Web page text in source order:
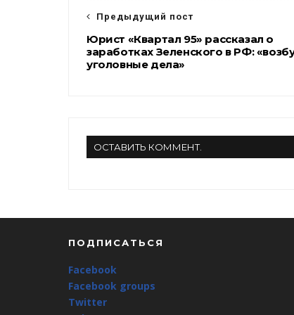
Предыдущий пост
Юрист «Квартал 95» рассказал о
заработках Зеленского в РФ:
уголовные дела»
ОСТАВИТЬ КОММЕНТ.
ПОДПИСАТЬСЯ
Facebook
Facebook groups
Twitter